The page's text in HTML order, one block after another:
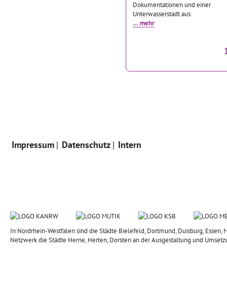
Dokumentationen und einer
Unterwasserstadt aus
… mehr
Impressum Datenschutz Intern
In Nordrhein-Westfalen sind die Städte Bielefeld, Dortmund, Duisburg,
Netzwerk die Städte Herne, Herten, Dorsten an der Ausgestaltung und